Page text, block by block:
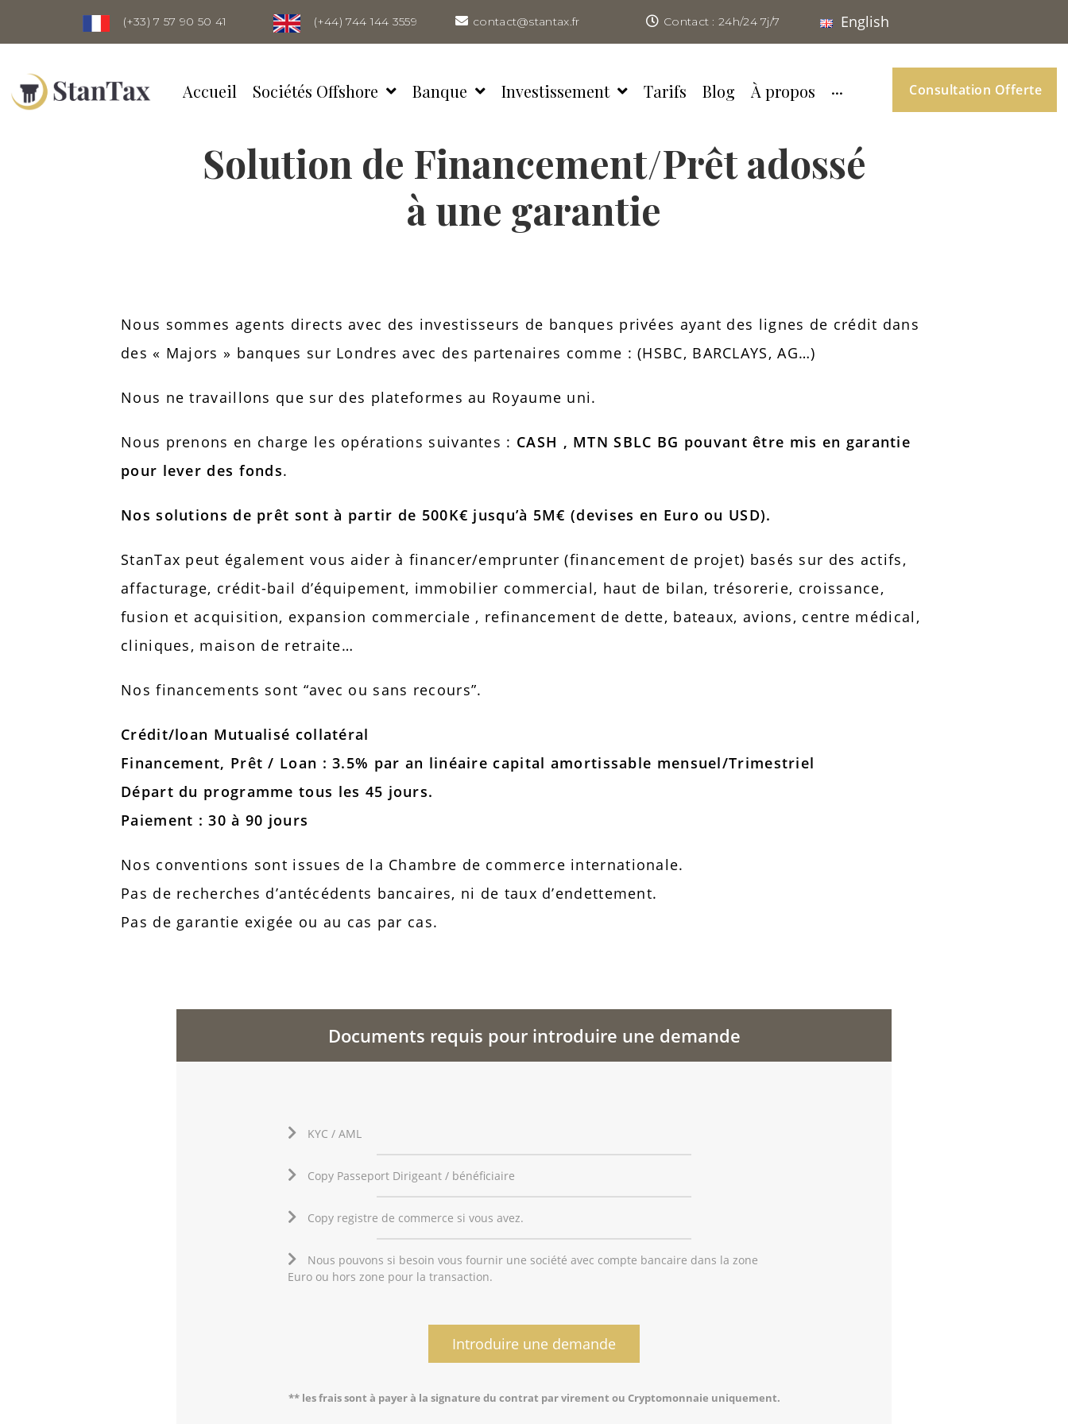
(+33) 7 57 90 50 41 (+44) 744 144 3559 contact@stantax.fr Contact : 24h/24 7j/7 English
Accueil Sociétés Offshore Banque Investissement Tarifs Blog À propos ··· Consultation Offerte
Solution de Financement/Prêt adossé
à une garantie
Nous sommes agents directs avec des investisseurs de banques privées ayant des lignes de crédit dans
des « Majors » banques sur Londres avec des partenaires comme : (HSBC, BARCLAYS, AG…)
Nous ne travaillons que sur des plateformes au Royaume uni.
Nous prenons en charge les opérations suivantes : CASH , MTN SBLC BG pouvant être mis en garantie
pour lever des fonds.
Nos solutions de prêt sont à partir de 500K€ jusqu’à 5M€ (devises en Euro ou USD).
StanTax peut également vous aider à financer/emprunter (financement de projet) basés sur des actifs,
affacturage, crédit-bail d’équipement, immobilier commercial, haut de bilan, trésorerie, croissance,
fusion et acquisition, expansion commerciale , refinancement de dette, bateaux, avions, centre médical,
cliniques, maison de retraite…
Nos financements sont “avec ou sans recours”.
Crédit/loan Mutualisé collatéral
Financement, Prêt / Loan : 3.5% par an linéaire capital amortissable mensuel/Trimestriel
Départ du programme tous les 45 jours.
Paiement : 30 à 90 jours
Nos conventions sont issues de la Chambre de commerce internationale.
Pas de recherches d’antécédents bancaires, ni de taux d’endettement.
Pas de garantie exigée ou au cas par cas.
Documents requis pour introduire une demande
KYC / AML
Copy Passeport Dirigeant / bénéficiaire
Copy registre de commerce si vous avez.
Nous pouvons si besoin vous fournir une société avec compte bancaire dans la zone
Euro ou hors zone pour la transaction.
Introduire une demande
** les frais sont à payer à la signature du contrat par virement ou Cryptomonnaie uniquement.